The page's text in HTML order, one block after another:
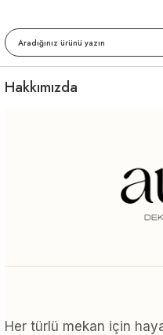
Hakkımızda
Her türlü mekan için